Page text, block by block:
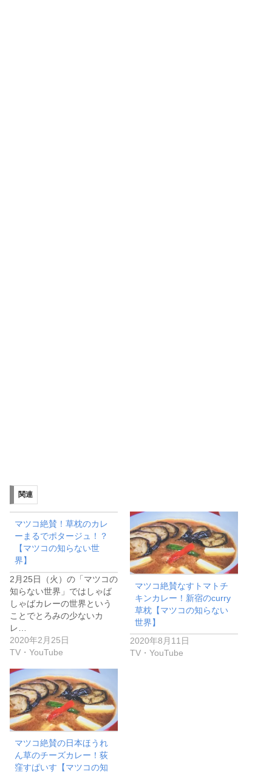
関連
マツコ絶賛！草枕のカレ
ーまるでポタージュ！？
【マツコの知らない世
界】
2月25日（火）の「マツコの
知らない世界」ではしゃば
しゃばカレーの世界という
ことでとろみの少ないカ
レ…
2020年2月25日
TV・YouTube
マツコ絶賛なすトマトチ
キンカレー！新宿のcurry
草枕【マツコの知らない
世界】
2020年8月11日
TV・YouTube
マツコ絶賛の日本ほうれ
ん草のチーズカレー！荻
窪すぱいす【マツコの知